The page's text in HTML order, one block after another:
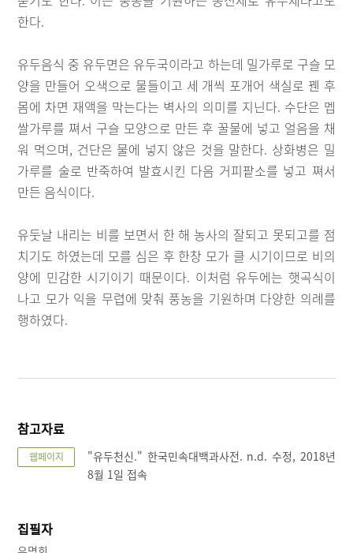
한다.
유두음식 중 유두면은 유두국이라고 하는데 밀가루로 구슬 모
양을 만들어 오색으로 물들이고 세 개씩 포개어 색실로 꿴 후
몸에 차면 재액을 막는다는 벽사의 의미를 지닌다. 수단은 멥
쌀가루를 쪄서 구슬 모양으로 만든 후 꿀물에 넣고 얼음을 채
워 먹으며, 건단은 물에 넣지 않은 것을 말한다. 상화병은 밀
가루를 술로 반죽하여 발효시킨 다음 거피팥소를 넣고 쪄서
만든 음식이다.
유둣날 내리는 비를 보면서 한 해 농사의 잘되고 못되고를 점
치기도 하였는데 모를 심은 후 한창 모가 클 시기이므로 비의
양에 민감한 시기이기 때문이다. 이처럼 유두에는 햇곡식이
나고 모가 익을 무렵에 맞춰 풍농을 기원하며 다양한 의례를
행하였다.
참고자료
웹페이지
"유두천신." 한국민속대백과사전. n.d. 수정, 2018년
8월 1일 접속
집필자